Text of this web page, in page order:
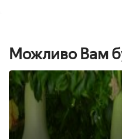
Можливо Вам